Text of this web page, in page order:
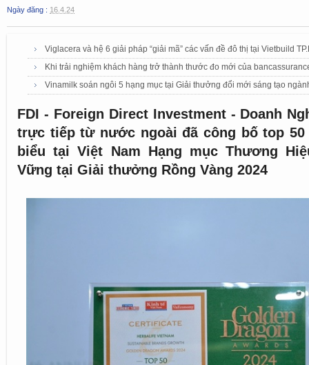
Ngày đăng : 16.4.24
Viglacera và hệ 6 giải pháp “giải mã” các vấn đề đô thị tại Vietbuild
Khi trải nghiệm khách hàng trở thành thước đo mới của
Vinamilk soán ngôi 5 hạng mục tại Giải thưởng đổi mới sáng tạo
FDI - Foreign Direct Investment - Doanh
trực tiếp từ nước ngoài đã công bố top 50
biểu tại Việt Nam Hạng mục Thương
Vững tại Giải thưởng Rồng Vàng 2024